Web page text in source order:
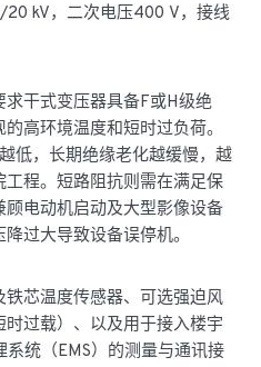
kV，二次电压400 V，接线
干式变压器具备F或H级绝
高环境温度和短时过负荷。
低，长期绝缘老化越缓慢，越
程。短路阻抗则需在满足保
电动机启动及大型影像设备
过大导致设备误停机。
芯温度传感器、可选强迫风
过载）、以及用于接入楼宇
统（EMS）的测量与通讯接